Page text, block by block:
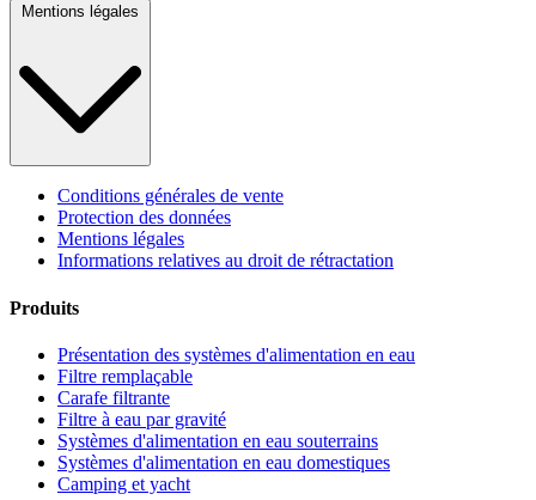
Mentions légales
Conditions générales de vente
Protection des données
Mentions légales
Informations relatives au droit de rétractation
Produits
Présentation des systèmes d'alimentation en eau
Filtre remplaçable
Carafe filtrante
Filtre à eau par gravité
Systèmes d'alimentation en eau souterrains
Systèmes d'alimentation en eau domestiques
Camping et yacht